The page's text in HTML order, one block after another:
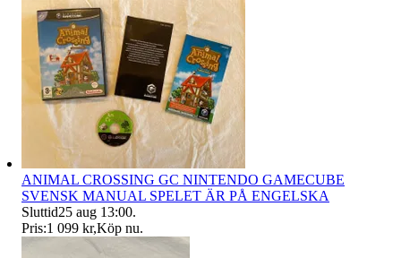
ANIMAL CROSSING GC NINTENDO GAMECUBE
SVENSK MANUAL SPELET ÄR PÅ ENGELSKA
Sluttid25 aug 13:00.
Pris:1 099 kr,Köp nu.